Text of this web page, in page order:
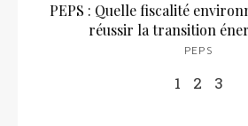
PEPS : Quelle fiscalité
réussir la transition
PEPS
1 2 3